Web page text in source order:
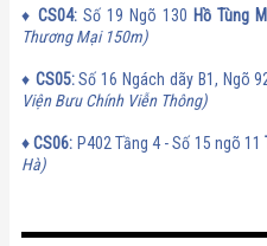
♦ CS04: Số 19 Ngõ 130 Hồ Tùng
Thương Mại 150m)
♦ CS05:Số 16 Ngách dãy B1, Ngõ
Viện Bưu Chính Viễn Thông)
♦CS06: P402 Tầng 4 - Số 15 ngõ 11
Hà)